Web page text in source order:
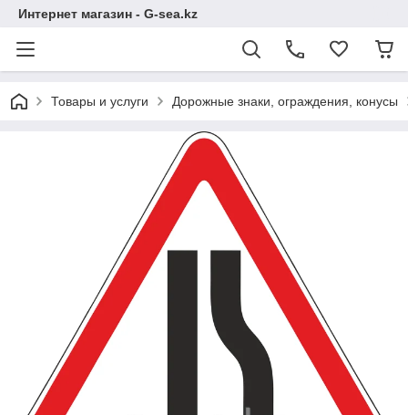
Интернет магазин - G-sea.kz
Товары и услуги Дорожные знаки, ограждения, конусы